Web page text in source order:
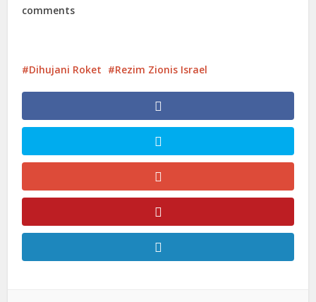
comments
Dihujani Roket Rezim Zionis Israel